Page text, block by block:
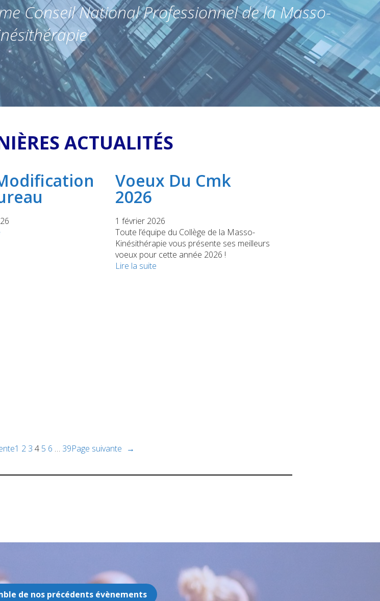
Conseil National Professionnel de la Masso-
ACTUALITÉS
Voeux Du Cmk
2026
1 février 2026
Toute l’équipe du Collège de la Masso-
Kinésithérapie vous présente ses meilleurs
voeux pour cette année 2026 !
Lire la suite
1 2 3 4 5 6 … 39Page suivante →
de nos précédents évènements